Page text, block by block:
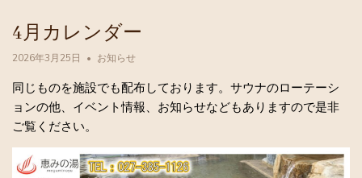
4月カレンダー
2026年3月25日 お知らせ
同じものを施設でも配布しております。サウナのローテーシ
ョンの他、イベント情報、お知らせなどもありますので是非
ご覧ください。